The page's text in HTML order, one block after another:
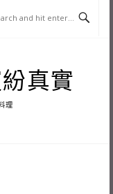
真實
理